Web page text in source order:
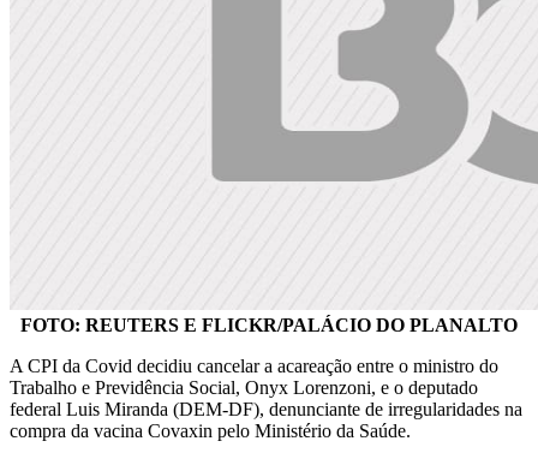
FOTO: REUTERS E FLICKR/PALÁCIO DO PLANALTO
A CPI da Covid decidiu cancelar a acareação entre o ministro do
Trabalho e Previdência Social, Onyx Lorenzoni, e o deputado
federal Luis Miranda (DEM-DF), denunciante de irregularidades na
compra da vacina Covaxin pelo Ministério da Saúde.